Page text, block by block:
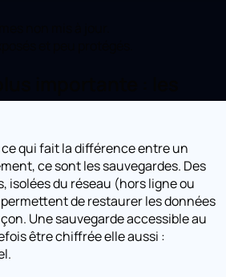
qui fait la différence entre un
ce sont les sauvegardes. Des
isolées du réseau (hors ligne ou
de restaurer les données
Une sauvegarde accessible au
être chiffrée elle aussi :